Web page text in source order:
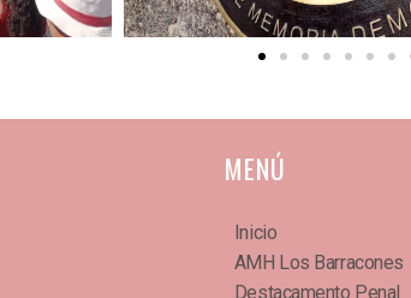
MENÚ
Inicio
AMH Los Barracones
Destacamento Penal